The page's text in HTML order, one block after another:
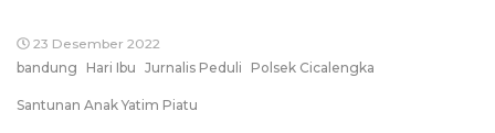
23 Desember 2022
bandung
Hari Ibu Jurnalis Peduli Polsek Cicalengka
Santunan Anak Yatim Piatu